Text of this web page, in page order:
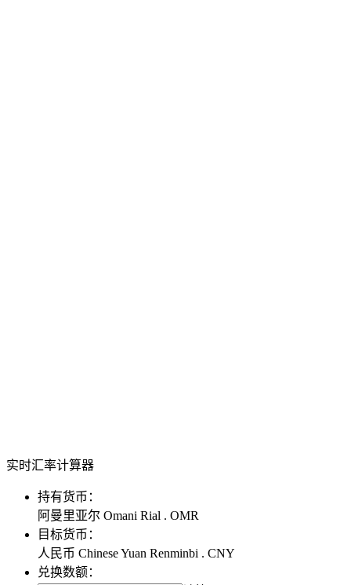
实时汇率计算器
持有货币：
阿曼里亚尔 Omani Rial . OMR
目标货币：
人民币 Chinese Yuan Renminbi . CNY
兑换数额：